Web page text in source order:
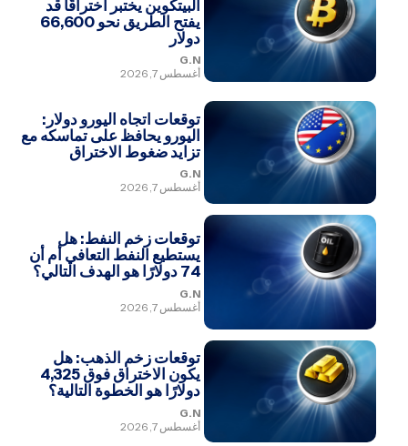
البيتكوين يختبر اختراقًا قد
يفتح الطريق نحو 66,600
دولار
G.N
أغسطس 7, 2026
توقعات اتجاه اليورو دولار:
اليورو يحافظ على تماسكه مع
تزايد ضغوط الاختراق
G.N
أغسطس 7, 2026
توقعات زخم النفط: هل
يستطيع النفط التعافي أم أن
74 دولارًا هو الهدف التالي؟
G.N
أغسطس 7, 2026
توقعات زخم الذهب: هل
يكون الاختراق فوق 4,325
دولارًا هو الخطوة التالية؟
G.N
أغسطس 7, 2026